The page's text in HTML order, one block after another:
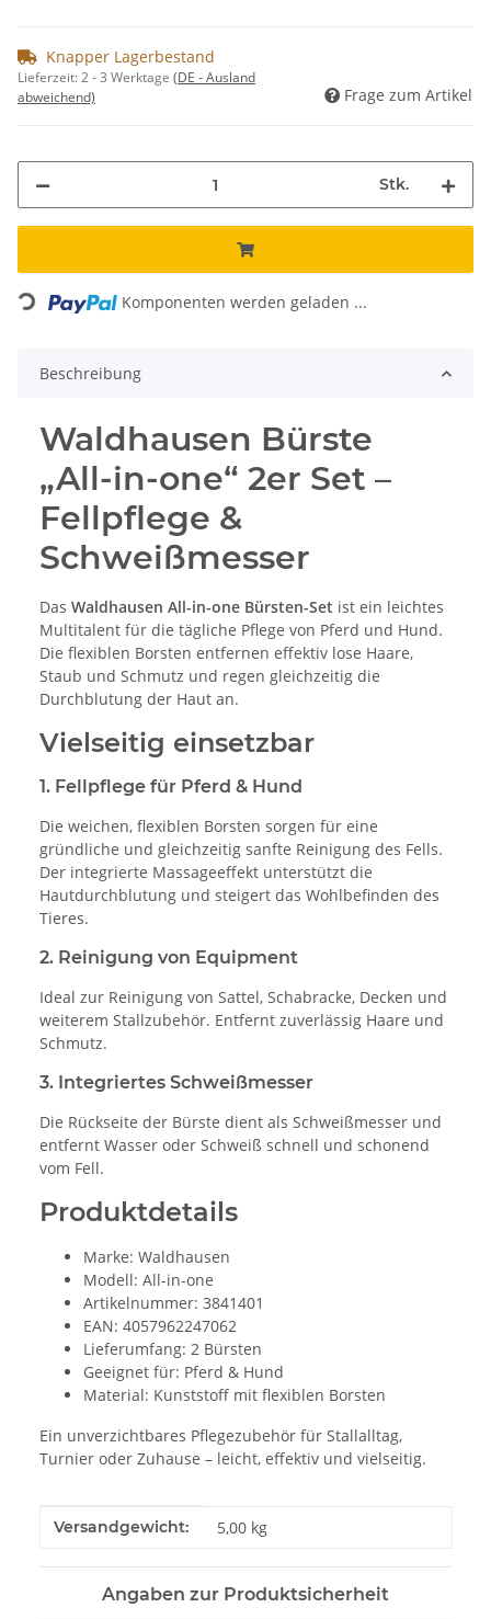
Knapper Lagerbestand
Lieferzeit:2 - 3 Werktage (DE - Ausland
abweichend)
Frage zum Artikel
Stk.
Loading... Komponenten werden geladen ...
Beschreibung
Waldhausen Bürste
„All-in-one“ 2er Set –
Fellpflege &
Schweißmesser
Das Waldhausen All-in-one Bürsten-Set ist ein leichtes
Multitalent für die tägliche Pflege von Pferd und Hund.
Die flexiblen Borsten entfernen effektiv lose Haare,
Staub und Schmutz und regen gleichzeitig die
Durchblutung der Haut an.
Vielseitig einsetzbar
1. Fellpflege für Pferd & Hund
Die weichen, flexiblen Borsten sorgen für eine
gründliche und gleichzeitig sanfte Reinigung des Fells.
Der integrierte Massageeffekt unterstützt die
Hautdurchblutung und steigert das Wohlbefinden des
Tieres.
2. Reinigung von Equipment
Ideal zur Reinigung von Sattel, Schabracke, Decken und
weiterem Stallzubehör. Entfernt zuverlässig Haare und
Schmutz.
3. Integriertes Schweißmesser
Die Rückseite der Bürste dient als Schweißmesser und
entfernt Wasser oder Schweiß schnell und schonend
vom Fell.
Produktdetails
Marke: Waldhausen
Modell: All-in-one
Artikelnummer: 3841401
EAN: 4057962247062
Lieferumfang: 2 Bürsten
Geeignet für: Pferd & Hund
Material: Kunststoff mit flexiblen Borsten
Ein unverzichtbares Pflegezubehör für Stallalltag,
Turnier oder Zuhause – leicht, effektiv und vielseitig.
Produkteigenschaft
Wert
Versandgewicht: 5,00 kg
Angaben zur Produktsicherheit